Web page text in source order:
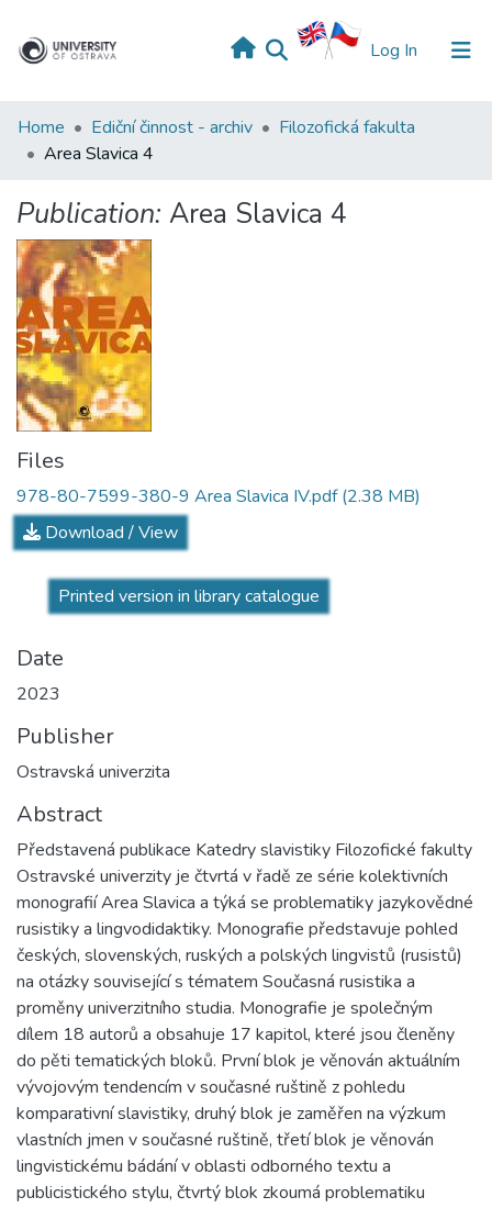
Log In (current)
Home Ediční činnost - archiv
Filozofická fakulta
Area Slavica 4
Publication: Area Slavica 4
Files
978-80-7599-380-9 Area Slavica IV.pdf(2.38 MB)
Download / View
Printed version in library catalogue
Date
2023
Publisher
Ostravská univerzita
Abstract
Představená publikace Katedry slavistiky Filozofické fakulty
Ostravské univerzity je čtvrtá v řadě ze série kolektivních
monografií Area Slavica a týká se problematiky jazykovědné
rusistiky a lingvodidaktiky. Monografie představuje pohled
českých, slovenských, ruských a polských lingvistů (rusistů)
na otázky související s tématem Současná rusistika a
proměny univerzitního studia. Monografie je společným
dílem 18 autorů a obsahuje 17 kapitol, které jsou členěny
do pěti tematických bloků. První blok je věnován aktuálním
vývojovým tendencím v současné ruštině z pohledu
komparativní slavistiky, druhý blok je zaměřen na výzkum
vlastních jmen v současné ruštině, třetí blok je věnován
lingvistickému bádání v oblasti odborného textu a
publicistického stylu, čtvrtý blok zkoumá problematiku